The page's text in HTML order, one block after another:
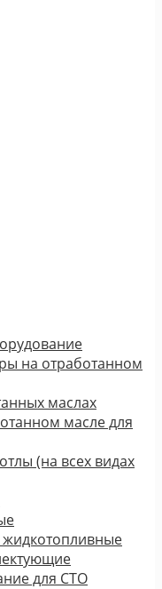
на отработанном
маслах
масле для
(на всех видах
для СТО